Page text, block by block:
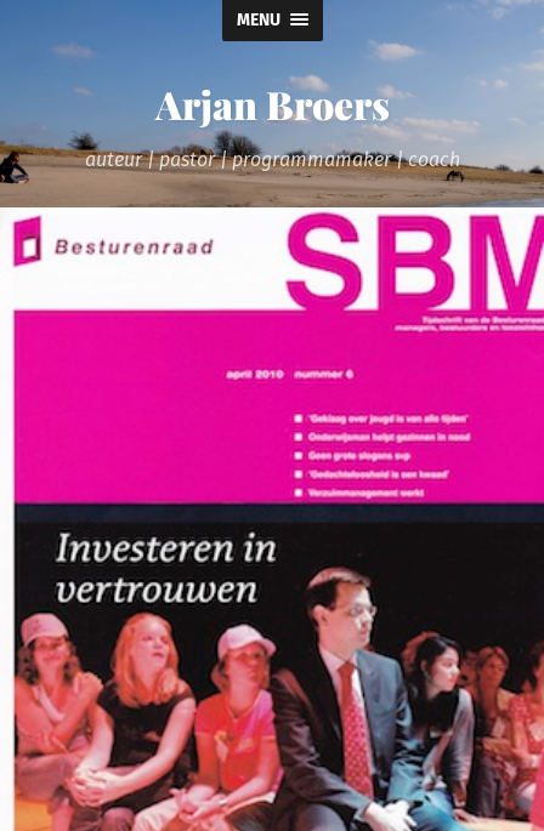
MENU
Arjan Broers
auteur | pastor | programmamaker | coach